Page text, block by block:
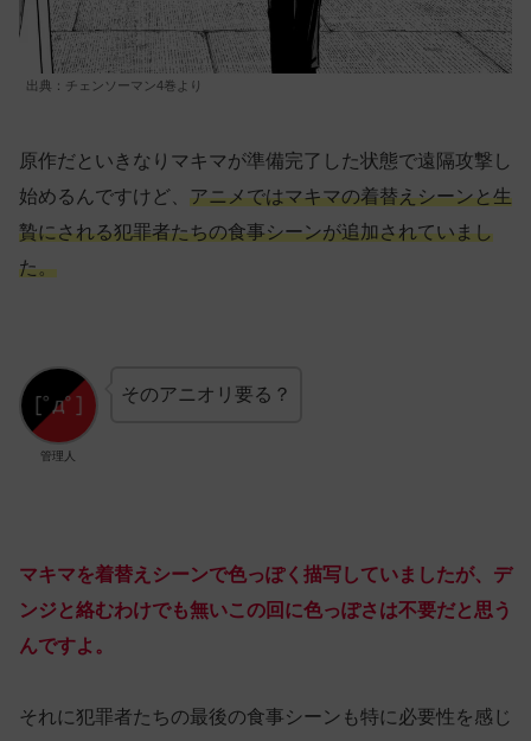
出典：チェンソーマン4巻より
原作だといきなりマキマが準備完了した状態で遠隔攻撃し
始めるんですけど、 アニメではマキマの着替えシーンと生
贄にされる犯罪者たちの食事シーンが追加されていまし
た。
管理人
そのアニオリ要る？
マキマを着替えシーンで色っぽく描写していましたが、デ
ンジと絡むわけでも無いこの回に色っぽさは不要だと思う
んですよ。
それに犯罪者たちの最後の食事シーンも特に必要性を感じ